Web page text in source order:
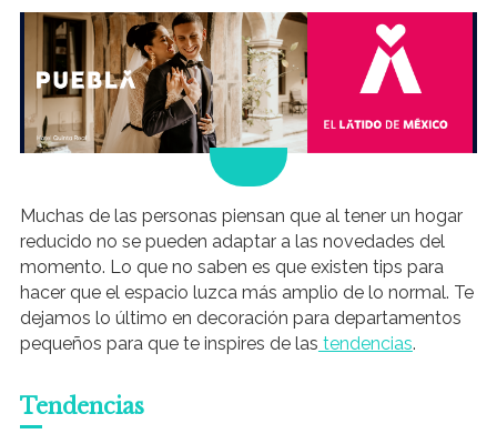
Muchas de las personas piensan que al tener un hogar
reducido no se pueden adaptar a las novedades del
momento. Lo que no saben es que existen tips para
hacer que el espacio luzca más amplio de lo normal. Te
dejamos lo último en decoración para departamentos
pequeños para que te inspires de las tendencias.
Tendencias